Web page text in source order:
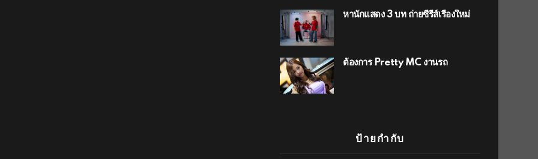
หานักแสดง 3 บท ถ่ายซีรีส์เรื่องใหม่
ต้องการ Pretty MC งานรถ
ป้ายกำกับ